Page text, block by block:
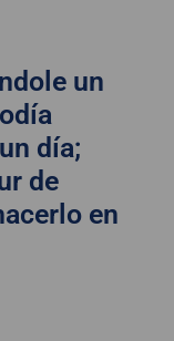
un
día;
de
en